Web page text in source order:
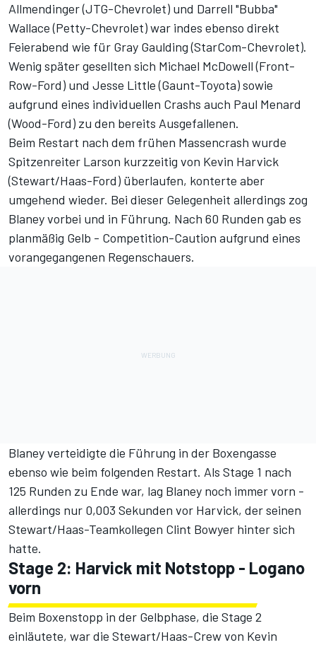
Allmendinger (JTG-Chevrolet) und Darrell "Bubba"
Wallace (Petty-Chevrolet) war indes ebenso direkt
Feierabend wie für Gray Gaulding (StarCom-Chevrolet).
Wenig später gesellten sich Michael McDowell (Front-
Row-Ford) und Jesse Little (Gaunt-Toyota) sowie
aufgrund eines individuellen Crashs auch Paul Menard
(Wood-Ford) zu den bereits Ausgefallenen.
Beim Restart nach dem frühen Massencrash wurde
Spitzenreiter Larson kurzzeitig von Kevin Harvick
(Stewart/Haas-Ford) überlaufen, konterte aber
umgehend wieder. Bei dieser Gelegenheit allerdings zog
Blaney vorbei und in Führung. Nach 60 Runden gab es
planmäßig Gelb - Competition-Caution aufgrund eines
vorangegangenen Regenschauers.
Blaney verteidigte die Führung in der Boxengasse
ebenso wie beim folgenden Restart. Als Stage 1 nach
125 Runden zu Ende war, lag Blaney noch immer vorn -
allerdings nur 0,003 Sekunden vor Harvick, der seinen
Stewart/Haas-Teamkollegen Clint Bowyer hinter sich
hatte.
Stage 2: Harvick mit Notstopp - Logano
vorn
Beim Boxenstopp in der Gelbphase, die Stage 2
einläutete, war die Stewart/Haas-Crew von Kevin